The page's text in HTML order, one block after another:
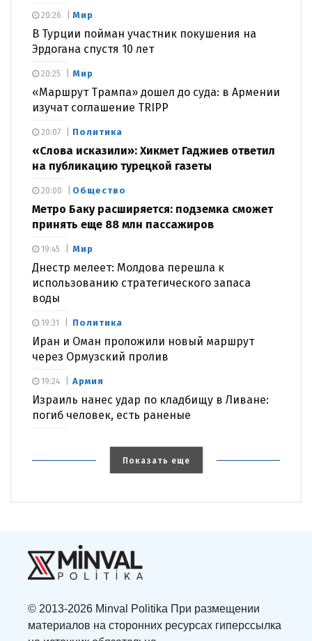
Мир
В Турции пойман участник покушения на
Эрдогана спустя 10 лет
20:26
Мир
«Маршрут Трампа» дошел до суда: в Армении
изучат соглашение TRIPP
20:25
Политика
«Слова исказили»: Хикмет Гаджиев ответил
на публикацию турецкой газеты
20:07
Общество
Метро Баку расширяется: подземка сможет
принять еще 88 млн пассажиров
20:00
Мир
Днестр мелеет: Молдова перешла к
использованию стратегического запаса
воды
19:45
Политика
Иран и Оман проложили новый маршрут
через Ормузский пролив
19:31
Армия
Израиль нанес удар по кладбищу в Ливане:
погиб человек, есть раненые
19:24
Показать еще
© 2013-2026 Minval Politika При размещении
материалов на сторонних ресурсах гиперссылка